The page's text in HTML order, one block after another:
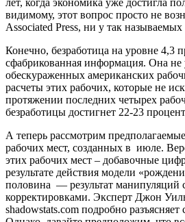
видимому, этот вопрос просто не
Associated Press, ни у так
Конечно, безработица на уровне 4,3
сфабрикованная информация. Она
обескураженных американских
расчеты этих рабочих, которые не
протяжении последних четырех
безработицы достигнет 22-23
А теперь рассмотрим
рабочих мест, созданных в июле.
этих рабочих мест – добавочные
результате действия модели
половина — результат манипуляций
корректировками. Эксперт Джон
shadowstats.com подробно разъясняет